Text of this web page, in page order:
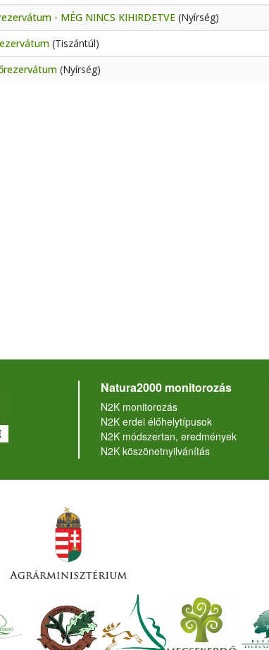
- MÉG NINCS KIHIRDETVE (Nyírség)
(Tiszántúl)
(Nyírség)
Natura2000 monitorozás
N2K monitorozás
N2K erdei élőhelytípusok
N2K módszertan, eredmények
N2K köszönetnyilvánítás